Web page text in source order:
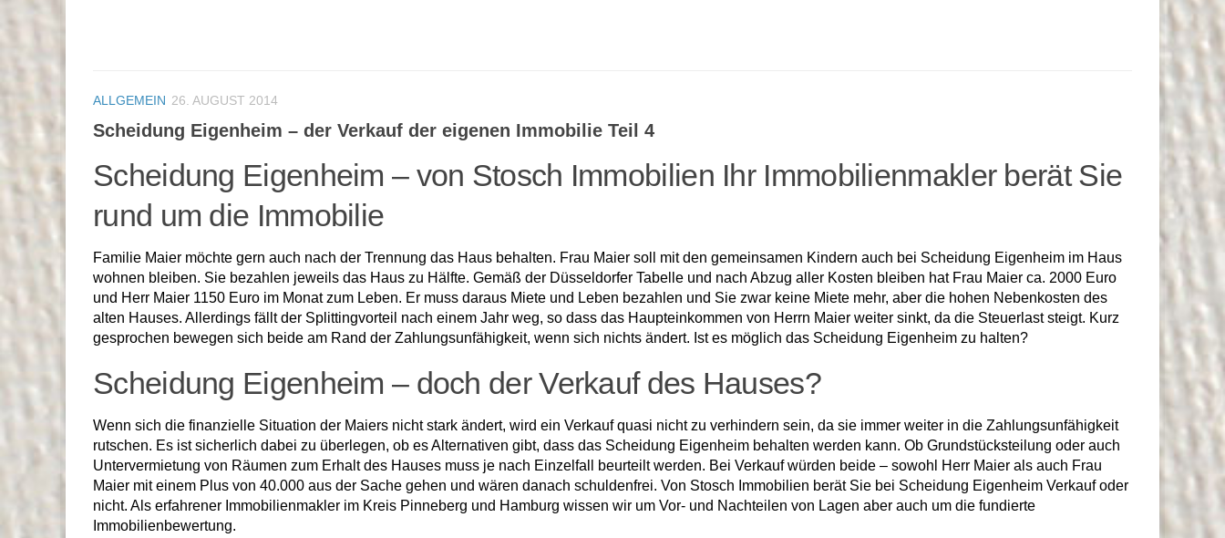
ALLGEMEIN 26. AUGUST 2014
Scheidung Eigenheim – der Verkauf der eigenen Immobilie Teil 4
Scheidung Eigenheim – von Stosch Immobilien Ihr Immobilienmakler berät Sie
rund um die Immobilie
Familie Maier möchte gern auch nach der Trennung das Haus behalten. Frau Maier soll mit den gemeinsamen Kindern auch bei Scheidung Eigenheim im Haus
wohnen bleiben. Sie bezahlen jeweils das Haus zu Hälfte. Gemäß der Düsseldorfer Tabelle und nach Abzug aller Kosten bleiben hat Frau Maier ca. 2000 Euro
und Herr Maier 1150 Euro im Monat zum Leben. Er muss daraus Miete und Leben bezahlen und Sie zwar keine Miete mehr, aber die hohen Nebenkosten des
alten Hauses. Allerdings fällt der Splittingvorteil nach einem Jahr weg, so dass das Haupteinkommen von Herrn Maier weiter sinkt, da die Steuerlast steigt. Kurz
gesprochen bewegen sich beide am Rand der Zahlungsunfähigkeit, wenn sich nichts ändert. Ist es möglich das Scheidung Eigenheim zu halten?
Scheidung Eigenheim – doch der Verkauf des Hauses?
Wenn sich die finanzielle Situation der Maiers nicht stark ändert, wird ein Verkauf quasi nicht zu verhindern sein, da sie immer weiter in die Zahlungsunfähigkeit
rutschen. Es ist sicherlich dabei zu überlegen, ob es Alternativen gibt, dass das Scheidung Eigenheim behalten werden kann. Ob Grundstücksteilung oder auch
Untervermietung von Räumen zum Erhalt des Hauses muss je nach Einzelfall beurteilt werden. Bei Verkauf würden beide – sowohl Herr Maier als auch Frau
Maier mit einem Plus von 40.000 aus der Sache gehen und wären danach schuldenfrei. Von Stosch Immobilien berät Sie bei Scheidung Eigenheim Verkauf oder
nicht. Als erfahrener Immobilienmakler im Kreis Pinneberg und Hamburg wissen wir um Vor- und Nachteilen von Lagen aber auch um die fundierte
Immobilienbewertung.